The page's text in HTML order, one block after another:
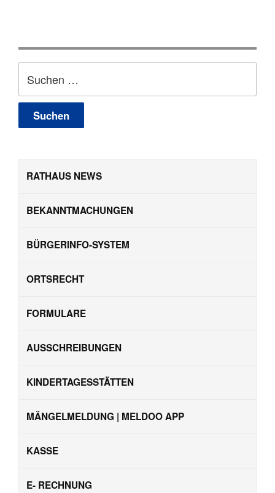
nach:
RATHAUS NEWS
BEKANNTMACHUNGEN
BÜRGERINFO-SYSTEM
ORTSRECHT
FORMULARE
AUSSCHREIBUNGEN
KINDERTAGESSTÄTTEN
MÄNGELMELDUNG | MELDOO APP
KASSE
E- RECHNUNG